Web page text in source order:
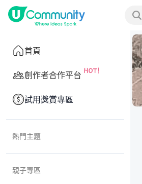
首頁
創作者合作平台
試用獎賞專區
熱門主題
親子專區